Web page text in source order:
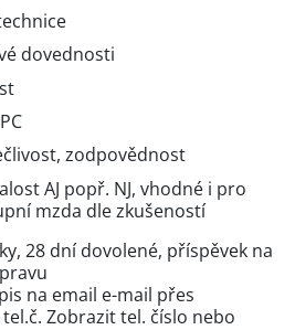
dovednosti
zodpovědnost
AJ popř. NJ, vhodné i pro
mzda dle zkušeností
28 dní dovolené, příspěvek na
na email e-mail přes
tel.č. Zobrazit tel. číslo nebo